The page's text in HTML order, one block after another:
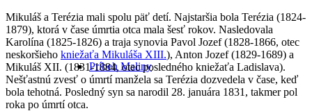
Príbeh Maliny
Mikuláš a Terézia mali spolu päť detí. Najstaršia bola Terézia (1824-
1879), ktorá v čase úmrtia otca mala šesť rokov. Nasledovala
Karolína (1825-1826) a traja synovia Pavol Jozef (1828-1866, otec
neskoršieho kniežaťa Mikuláša XIII.), Anton Jozef (1829-1689) a
Mikuláš XII. (1831-1884, otec posledného kniežaťa Ladislava).
Nešťastnú zvesť o úmrtí manžela sa Terézia dozvedela v čase, keď
bola tehotná. Posledný syn sa narodil 28. januára 1831, takmer pol
roka po úmrtí otca.